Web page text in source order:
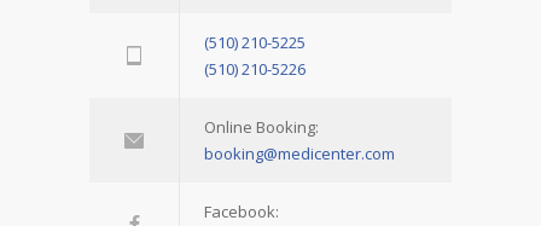
(510) 210-5225
(510) 210-5226
Online Booking:
booking@medicenter.com
Facebook: